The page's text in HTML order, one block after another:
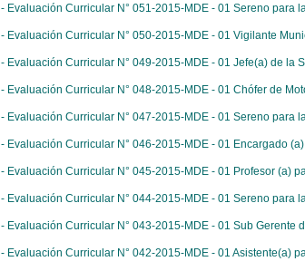
- Evaluación Curricular N° 051-2015-MDE - 01 Sereno para
- Evaluación Curricular N° 050-2015-MDE - 01 Vigilante
- Evaluación Curricular N° 049-2015-MDE - 01 Jefe(a) de la
- Evaluación Curricular N° 048-2015-MDE - 01 Chófer de
- Evaluación Curricular N° 047-2015-MDE - 01 Sereno para
- Evaluación Curricular N° 046-2015-MDE - 01 Encargado
- Evaluación Curricular N° 045-2015-MDE - 01 Profesor (a)
- Evaluación Curricular N° 044-2015-MDE - 01 Sereno para
- Evaluación Curricular N° 043-2015-MDE - 01 Sub Gerente
- Evaluación Curricular N° 042-2015-MDE - 01 Asistente(a)